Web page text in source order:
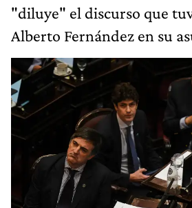
"diluye" el discurso que
Alberto Fernández en su